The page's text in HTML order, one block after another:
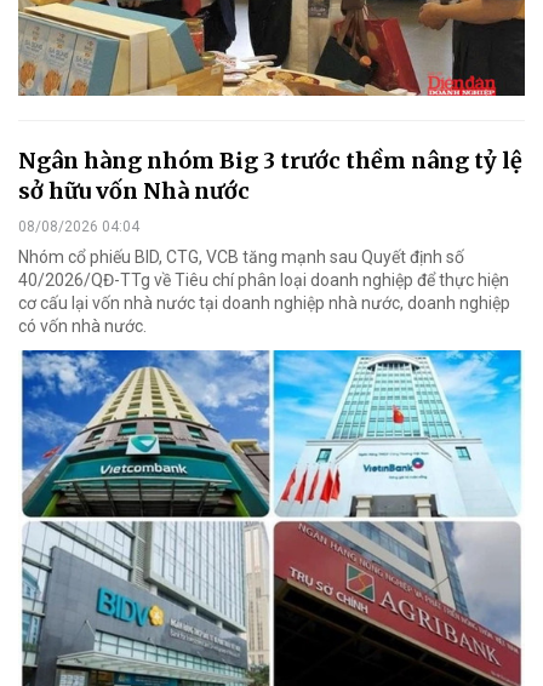
Ngân hàng nhóm Big 3 trước thềm nâng tỷ lệ
sở hữu vốn Nhà nước
08/08/2026 04:04
Nhóm cổ phiếu BID, CTG, VCB tăng mạnh sau Quyết định số
40/2026/QĐ-TTg về Tiêu chí phân loại doanh nghiệp để thực hiện
cơ cấu lại vốn nhà nước tại doanh nghiệp nhà nước, doanh nghiệp
có vốn nhà nước.